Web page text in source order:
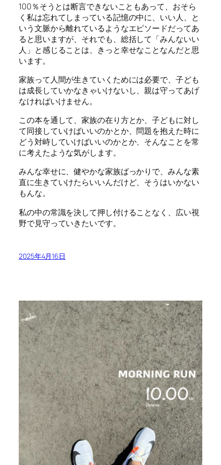
100％そうとは断言できないこともあって、おそら
く私は忘れてしまっている記憶の中に、いい人、と
いう文脈から離れているようなエピソードだってあ
ると思いますが、それでも、総括して「みんないい
人」と感じることは、きっと幸せなことなんだと思
います。
家族って人間が生きていくためには必要で、子ども
は成長していかなきゃいけないし、親は守ってあげ
なければいけません。
この本を通して、家族の在り方とか、子どもに対し
て同接していけばいいのかとか、問題を抱えた時に
どう対峙していけばいいのかとか、そんなことを常
に考えたような気がします。
みんな幸せに、健やかな家族ばっかりで、みんな素
直に生きていけたらいいんだけど、そうはいかない
もんな。
私の中の常識を決して押し付けることなく、広い視
野で見守っていきたいです。
2025年4月16日